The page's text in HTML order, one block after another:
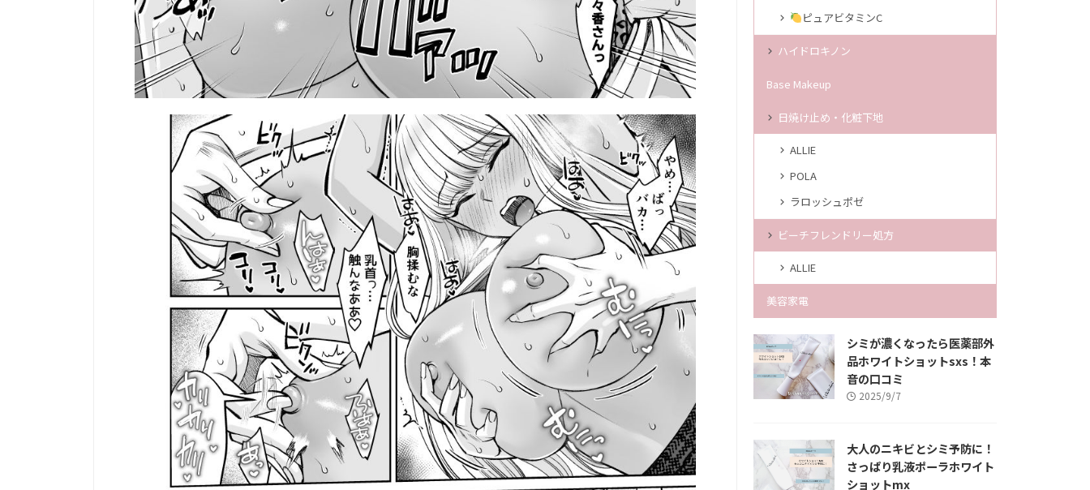
ピュアビタミンC
ハイドロキノン
Base Makeup
日焼け止め・化粧下地
ALLIE
POLA
ラロッシュポゼ
ビーチフレンドリー処方
ALLIE
美容家電
シミが濃くなったら医薬部外
品ホワイトショットsxs！本
音の口コミ
2025/9/7
大人のニキビとシミ予防に！
さっぱり乳液ポーラホワイト
ショットmx